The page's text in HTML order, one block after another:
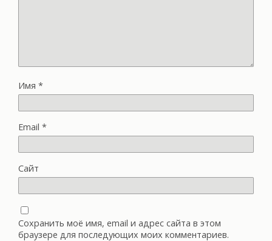
Имя *
Email *
Сайт
Сохранить моё имя, email и адрес сайта в этом
браузере для последующих моих комментариев.